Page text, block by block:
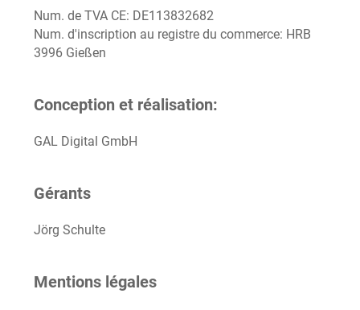
Num. de TVA CE: DE113832682
Num. d'inscription au registre du commerce: HRB
3996 Gießen
Conception et réalisation:
GAL Digital GmbH
Gérants
Jörg Schulte
Mentions légales